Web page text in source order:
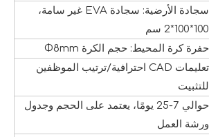
سجادة الأرضية: سجادة EVA غير سامة،
100*100*2 سم
حفرة كرة المحيط: حجم الكرة Φ8mm
تعليمات CAD احترافية/ترتيب الموظفين
للتثبيت
حوالي 7-25 يومًا، يعتمد على الحجم وجدول
ورشة العمل